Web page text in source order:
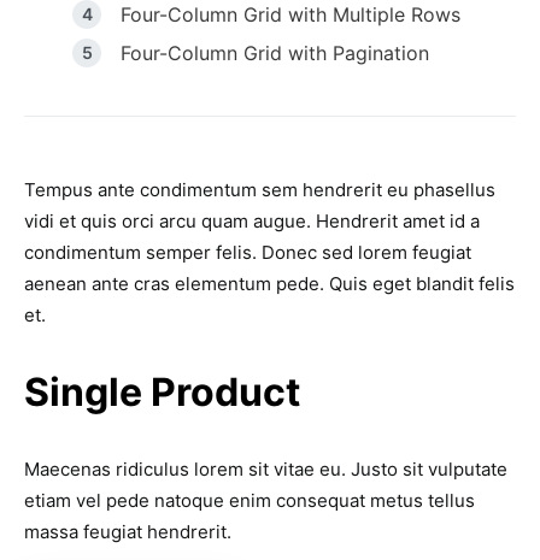
Four-Column Grid with Multiple Rows
Four-Column Grid with Pagination
Tempus ante condimentum sem hendrerit eu phasellus
vidi et quis orci arcu quam augue. Hendrerit amet id a
condimentum semper felis. Donec sed lorem feugiat
aenean ante cras elementum pede. Quis eget blandit felis
et.
Single Product
Maecenas ridiculus lorem sit vitae eu. Justo sit vulputate
etiam vel pede natoque enim consequat metus tellus
massa feugiat hendrerit.